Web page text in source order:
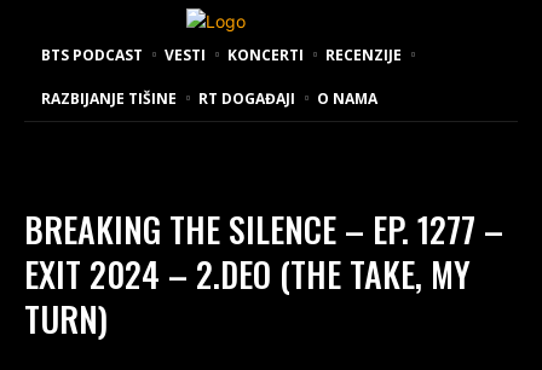
BTS PODCAST VESTI KONCERTI RECENZIJE
RAZBIJANJE TIŠINE RT DOGAĐAJI O NAMA
BREAKING THE SILENCE – EP. 1277 –
EXIT 2024 – 2.DEO (THE TAKE, MY
TURN)